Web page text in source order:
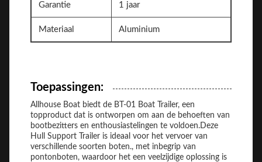
Garantie 1 jaar
Materiaal Aluminium
Toepassingen:
Allhouse Boat biedt de BT-01 Boat Trailer, een
topproduct dat is ontworpen om aan de behoeften van
bootbezitters en enthousiastelingen te voldoen.Deze
Hull Support Trailer is ideaal voor het vervoer van
verschillende soorten boten., met inbegrip van
pontonboten, waardoor het een veelzijdige oplossing is